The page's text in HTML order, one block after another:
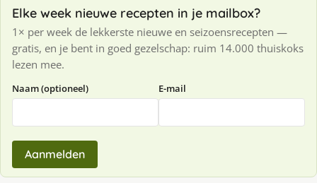
Elke week nieuwe recepten in je mailbox?
1× per week de lekkerste nieuwe en seizoensrecepten —
gratis, en je bent in goed gezelschap: ruim 14.000 thuiskoks
lezen mee.
Naam (optioneel) E-mail
Aanmelden